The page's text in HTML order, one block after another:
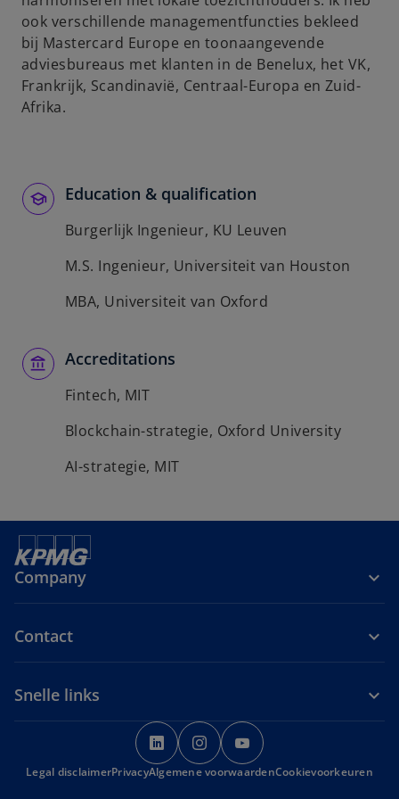
b
ook verschillende managementfuncties bekleed
bij Mastercard Europe en toonaangevende
adviesbureaus met klanten in de Benelux, het VK,
Frankrijk, Scandinavië, Centraal-Europa en Zuid-
Afrika.
Education & qualification
Burgerlijk Ingenieur, KU Leuven
M.S. Ingenieur, Universiteit van Houston
MBA, Universiteit van Oxford
Accreditations
Fintech, MIT
Blockchain-strategie, Oxford University
AI-strategie, MIT
Company
Contact
Snelle links
o
p
e
o
p
e
p
e
Legal disclaimerPrivacyAlgemene voorwaardenCookievoorkeuren